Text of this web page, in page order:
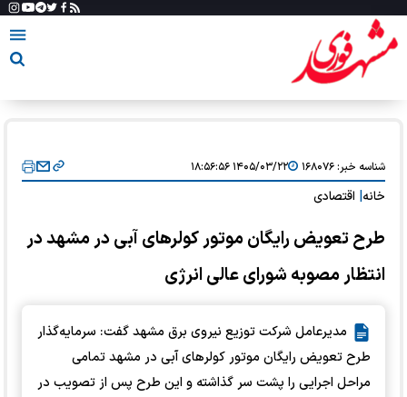
شناسه خبر:۱۶۸۰۷۶ ۱۴۰۵/۰۳/۲۲ ۱۸:۵۶:۵۶
خانه اقتصادی
طرح تعویض رایگان موتور کولرهای آبی در مشهد در
انتظار مصوبه شورای عالی انرژی
مدیرعامل شرکت توزیع نیروی برق مشهد گفت: سرمایه‌گذار
طرح تعویض رایگان موتور کولرهای آبی در مشهد تمامی
مراحل اجرایی را پشت سر گذاشته و این طرح پس از تصویب در